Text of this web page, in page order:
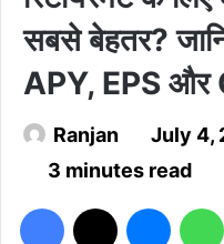
सबसे बेहतर?
APY, EPS और
Ranjan July 4,
3 minutes read